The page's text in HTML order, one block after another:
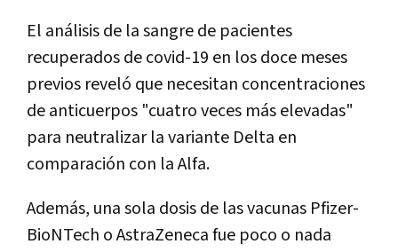
El análisis de la sangre de pacientes
recuperados de covid-19 en los doce meses
previos reveló que necesitan concentraciones
de anticuerpos "cuatro veces más elevadas"
para neutralizar la variante Delta en
comparación con la Alfa.
Además, una sola dosis de las vacunas Pfizer-
BioNTech o AstraZeneca fue poco o nada